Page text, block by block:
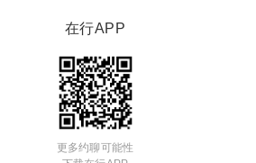
在行APP
更多约聊可能性